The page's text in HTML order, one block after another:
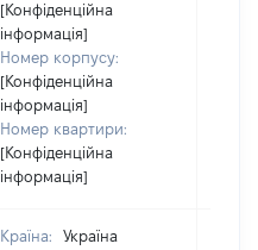
[Конфіденційна
інформація]
Номер корпусу:
[Конфіденційна
інформація]
Номер квартири:
[Конфіденційна
інформація]
Країна:
Україна